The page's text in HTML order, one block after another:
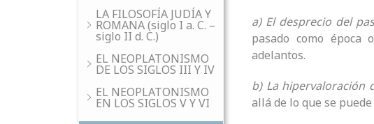
LA FILOSOFÍA JUDÍA Y
ROMANA (siglo I a. C. –
siglo II d. C.)
EL NEOPLATONISMO
DE LOS SIGLOS III Y IV
EL NEOPLATONISMO
EN LOS SIGLOS V Y VI
a) El desprecio del
pasado como época
adelantos.
b) La hipervaloración
allá de lo que se